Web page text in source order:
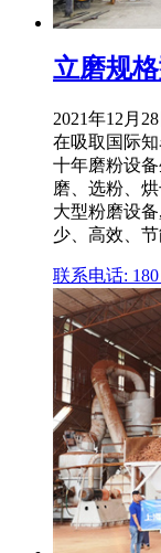
立磨规
2021年12月
在吸取国际
十年磨粉设
磨、选粉、
大型粉磨设
少、高效、
联系电话: 180